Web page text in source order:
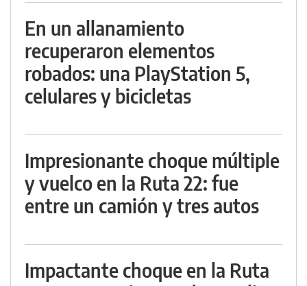
En un allanamiento
recuperaron elementos
robados: una PlayStation 5,
celulares y bicicletas
Impresionante choque múltiple
y vuelco en la Ruta 22: fue
entre un camión y tres autos
Impactante choque en la Ruta